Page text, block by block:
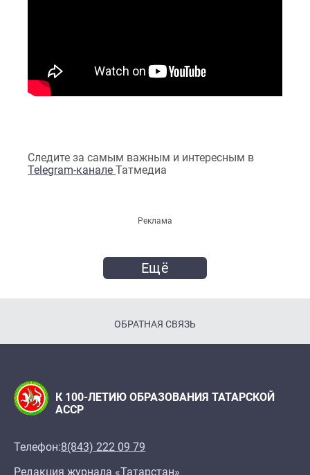
Следите за самым важным и интересным в
Telegram-канале Татмедиа
Реклама
Ещё
ОБРАТНАЯ СВЯЗЬ
К 100-ЛЕТИЮ ОБРАЗОВАНИЯ ТАТАРСКОЙ
АССР
Телефон:8(843) 222 09 79
Редакция журнала «Татарстан»